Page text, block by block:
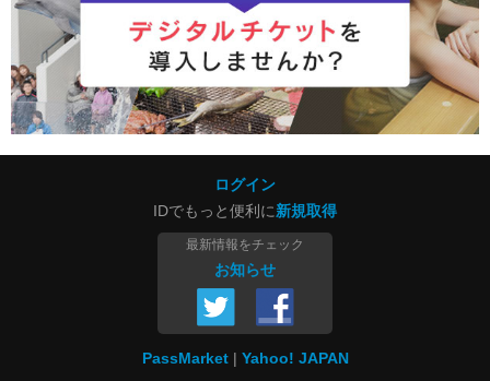
ログイン
IDでもっと便利に新規取得
最新情報をチェック
お知らせ
PassMarket Yahoo! JAPAN